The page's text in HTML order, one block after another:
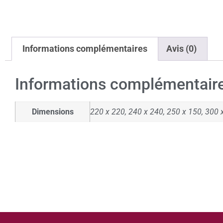
Informations complémentaires Avis (0)
Informations
Dimensions 220 x 220, 240 x 240, 250 x 150, 300